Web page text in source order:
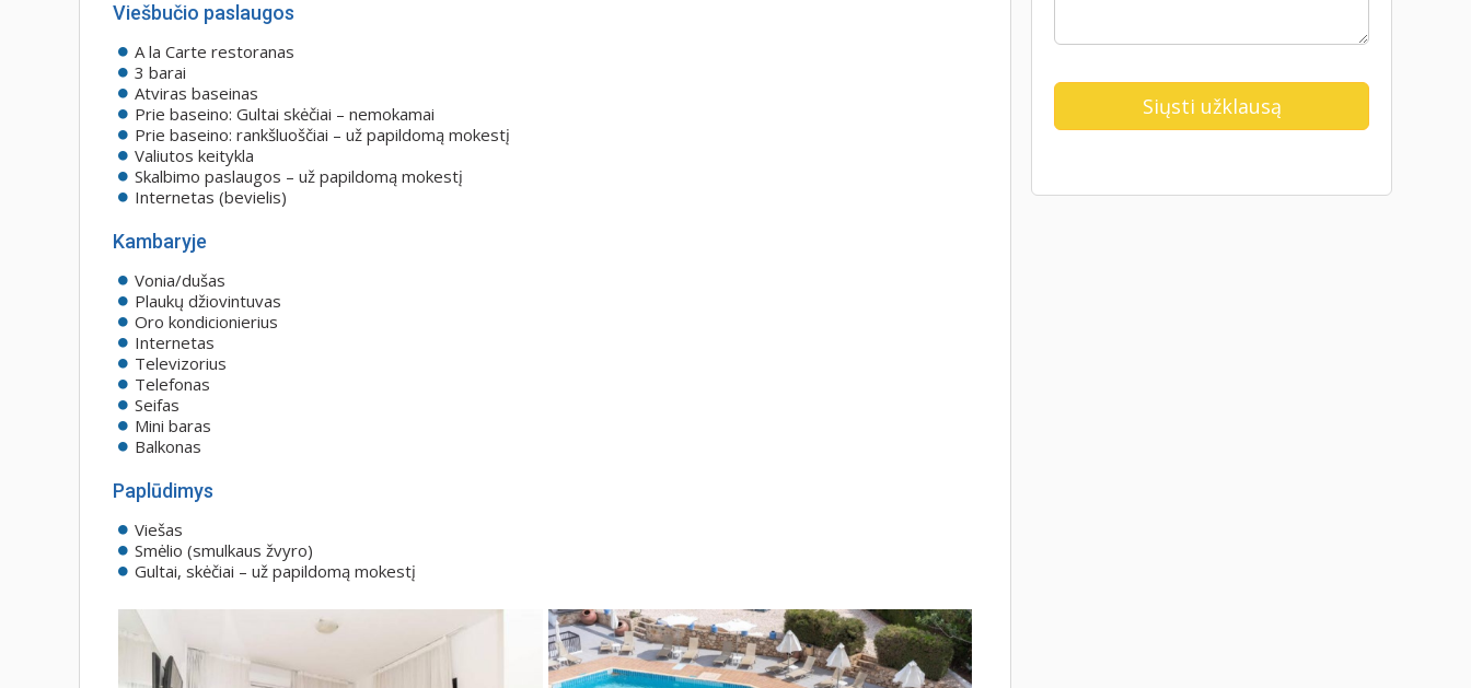
Viešbučio paslaugos
A la Carte restoranas
3 barai
Atviras baseinas
Prie baseino: Gultai skėčiai – nemokamai
Prie baseino: rankšluoščiai – už papildomą mokestį
Valiutos keitykla
Skalbimo paslaugos – už papildomą mokestį
Internetas (bevielis)
Kambaryje
Vonia/dušas
Plaukų džiovintuvas
Oro kondicionierius
Internetas
Televizorius
Telefonas
Seifas
Mini baras
Balkonas
Paplūdimys
Viešas
Smėlio (smulkaus žvyro)
Gultai, skėčiai – už papildomą mokestį